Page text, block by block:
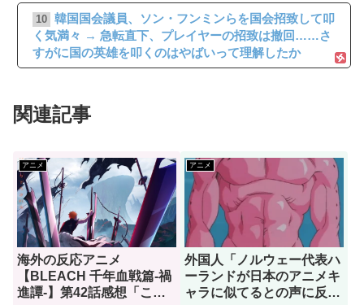
10 韓国国会議員、ソン・フンミンらを国会招致して叩
く気満々 → 急転直下、プレイヤーの招致は撤回……さ
すがに国の英雄を叩くのはやばいって理解したか
関連記事
アニメ
海外の反応アニメ
【BLEACH 千年血戦篇-禍
進譚-】第42話感想「この
アニメ
外国人「ノルウェー代表ハ
ーランドが日本のアニメキ
ャラに似てるとの声に反応